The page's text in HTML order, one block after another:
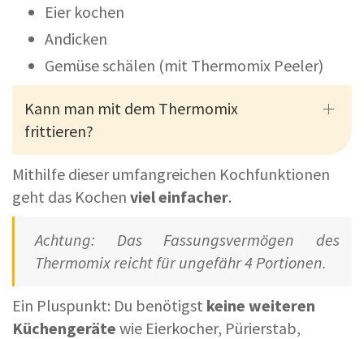
Eier kochen
Andicken
Gemüse schälen (mit Thermomix Peeler)
Kann man mit dem Thermomix
frittieren?
Mithilfe dieser umfangreichen Kochfunktionen
geht das Kochen viel einfacher.
Achtung: Das Fassungsvermögen des
Thermomix reicht für ungefähr 4 Portionen.
Ein Pluspunkt: Du benötigst keine weiteren
Küchengeräte wie Eierkocher, Pürierstab,